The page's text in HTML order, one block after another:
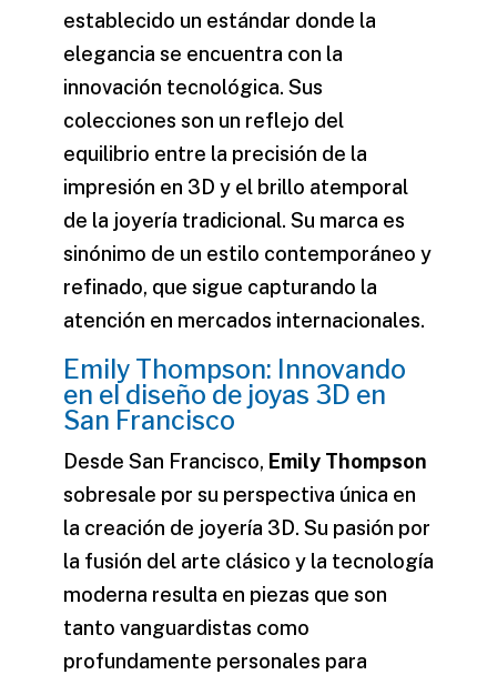
establecido un estándar donde la
elegancia se encuentra con la
innovación tecnológica. Sus
colecciones son un reflejo del
equilibrio entre la precisión de la
impresión en 3D y el brillo atemporal
de la joyería tradicional. Su marca es
sinónimo de un estilo contemporáneo y
refinado, que sigue capturando la
atención en mercados internacionales.
Emily Thompson: Innovando
en el diseño de joyas 3D en
San Francisco
Desde San Francisco, Emily Thompson
sobresale por su perspectiva única en
la creación de joyería 3D. Su pasión por
la fusión del arte clásico y la tecnología
moderna resulta en piezas que son
tanto vanguardistas como
profundamente personales para